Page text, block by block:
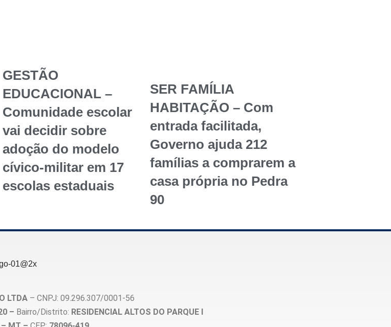
GESTÃO
EDUCACIONAL –
Comunidade escolar
vai decidir sobre
adoção do modelo
cívico-militar em 17
escolas estaduais
SER FAMÍLIA
HABITAÇÃO – Com
entrada facilitada,
Governo ajuda 212
famílias a comprarem a
casa própria no Pedra
90
LTDA– CNPJ: 09.296.307/0001-56
– Bairro/Distrito: RESIDENCIAL ALTOS DO PARQUE I